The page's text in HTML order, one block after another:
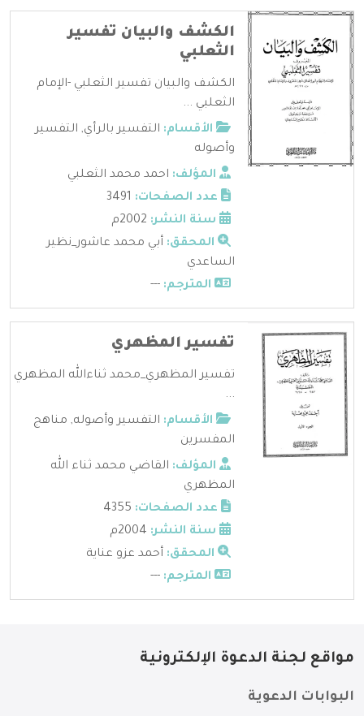
الكشف والبيان تفسير
الثعلبي
الكشف والبيان تفسير الثعلبي -الإمام
الثعلبي ...
الأقسام: التفسير بالرأي, التفسير
وأصوله
المؤلف: احمد محمد الثعلبي
عدد الصفحات:
سنة النشر:
المحقق: أبي محمد عاشور_نظير
الساعدي
المترجم: ---
تفسير المظهري
تفسير المظهري_محمد ثناءالله المظهري
...
الأقسام: التفسير وأصوله, مناهج
المفسرين
المؤلف: القاضي محمد ثناء الله
المظهري
عدد الصفحات:
سنة النشر:
المحقق: أحمد عزو عناية
المترجم: ---
مواقع لجنة الدعوة الإلكترونية
البوابات الدعوية